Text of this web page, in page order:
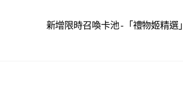
新增限時召喚卡池 -「禮物姬精選」